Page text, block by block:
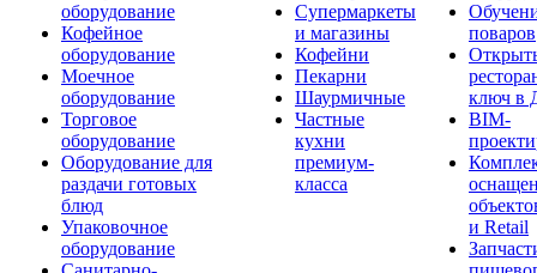
оборудование
Кофейное
оборудование
Моечное
оборудование
Торговое
оборудование
Оборудование для
раздачи готовых
блюд
Упаковочное
оборудование
Супермаркеты
и магазины
Кофейни
Пекарни
Шаурмичные
Частные
кухни
премиум-
класса
поваров
ключ в
BIM-
и Retail